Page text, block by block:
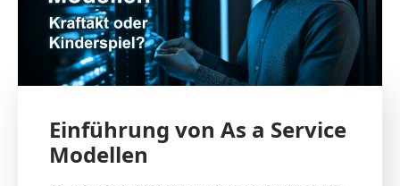
Einführung von As a Service
Modellen